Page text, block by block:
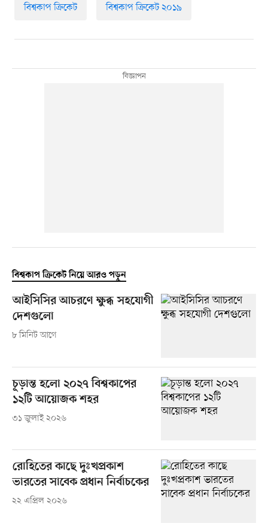
বিশ্বকাপ ক্রিকেট বিশ্বকাপ ক্রিকেট ২০১৯
বিশ্বকাপ ক্রিকেট নিয়ে আরও পড়ুন
আইসিসির আচরণে ক্ষুব্ধ সহযোগী
দেশগুলো
৮ মিনিট আগে
চূড়ান্ত হলো ২০২৭ বিশ্বকাপের
১২টি আয়োজক শহর
৩১ জুলাই ২০২৬
রোহিতের কাছে দুঃখপ্রকাশ
ভারতের সাবেক প্রধান নির্বাচকের
২২ এপ্রিল ২০২৬